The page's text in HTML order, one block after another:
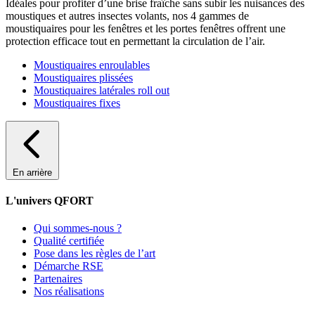
Idéales pour profiter d’une brise fraîche sans subir les nuisances des
moustiques et autres insectes volants, nos 4 gammes de
moustiquaires pour les fenêtres et les portes fenêtres offrent une
protection efficace tout en permettant la circulation de l’air.
Moustiquaires enroulables
Moustiquaires plissées
Moustiquaires latérales roll out
Moustiquaires fixes
En arrière
L'univers QFORT
Qui sommes-nous ?
Qualité certifiée
Pose dans les règles de l’art
Démarche RSE
Partenaires
Nos réalisations